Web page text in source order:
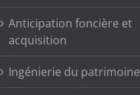
Anticipation foncière et
acquisition
Ingénierie du patrimoine